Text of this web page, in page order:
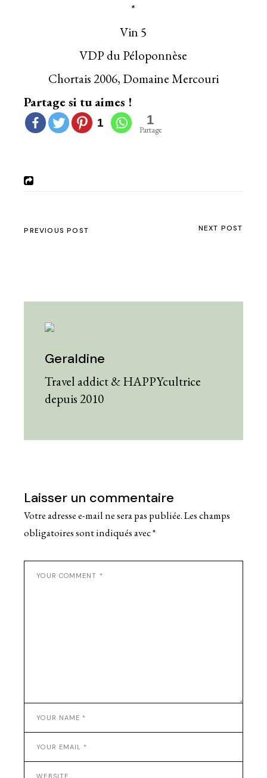
*
Vin 5
VDP du Péloponnèse
Chortais 2006, Domaine Mercouri
Partage si tu aimes !
1 1
Partage
PREVIOUS POST NEXT POST
Geraldine
Travel addict & HAPPYcultrice
depuis 2010
Laisser un commentaire
Votre adresse e-mail ne sera pas publiée.Les champs
obligatoires sont indiqués avec*